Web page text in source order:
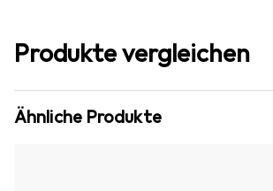
Produkte vergleichen
Ähnliche Produkte